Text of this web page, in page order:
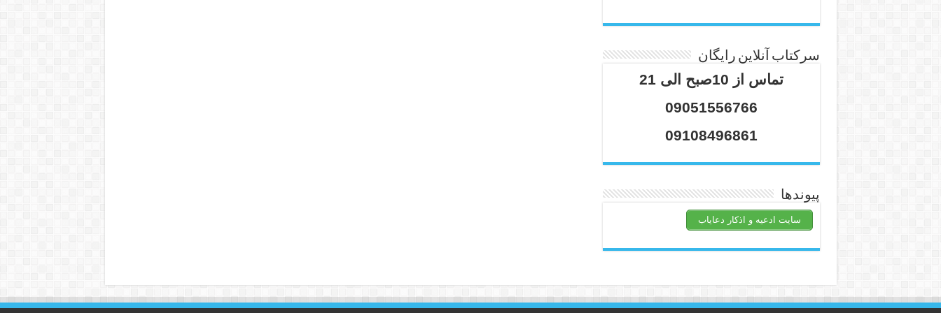
سرکتاب آنلاین رایگان
تماس از 10صبح الی 21
09051556766
09108496861
پیوندها
سایت ادعیه و اذکار دعایاب